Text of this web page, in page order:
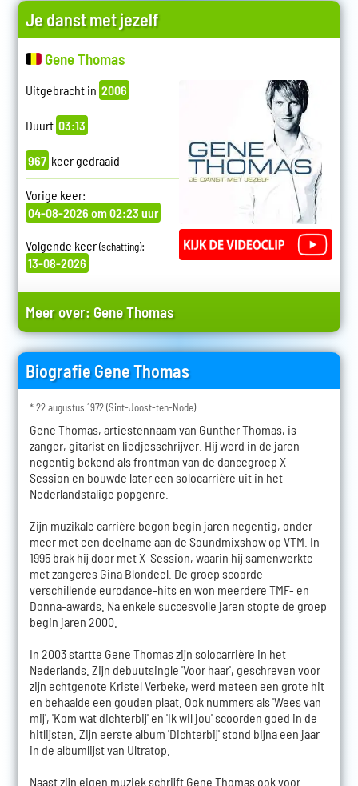
Je danst met jezelf
Gene Thomas
Uitgebracht in 2006
Duurt 03:13
967 keer gedraaid
Vorige keer:
04-08-2026 om 02:23 uur
Volgende keer(schatting):
13-08-2026
Meer over: Gene Thomas
Biografie Gene Thomas
* 22 augustus 1972 (Sint-Joost-ten-Node)
Gene Thomas, artiestennaam van Gunther Thomas, is
zanger, gitarist en liedjesschrijver. Hij werd in de jaren
negentig bekend als frontman van de dancegroep X-
Session en bouwde later een solocarrière uit in het
Nederlandstalige popgenre.
Zijn muzikale carrière begon begin jaren negentig, onder
meer met een deelname aan de Soundmixshow op VTM. In
1995 brak hij door met X-Session, waarin hij samenwerkte
met zangeres Gina Blondeel. De groep scoorde
verschillende eurodance-hits en won meerdere TMF- en
Donna-awards. Na enkele succesvolle jaren stopte de groep
begin jaren 2000.
In 2003 startte Gene Thomas zijn solocarrière in het
Nederlands. Zijn debuutsingle 'Voor haar', geschreven voor
zijn echtgenote Kristel Verbeke, werd meteen een grote hit
en behaalde een gouden plaat. Ook nummers als 'Wees van
mij', 'Kom wat dichterbij' en 'Ik wil jou' scoorden goed in de
hitlijsten. Zijn eerste album 'Dichterbij' stond bijna een jaar
in de albumlijst van Ultratop.
Naast zijn eigen muziek schrijft Gene Thomas ook voor